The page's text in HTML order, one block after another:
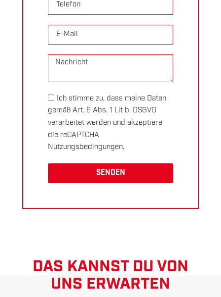
Ich stimme zu, dass meine Daten
gemäß Art. 6 Abs. 1 Lit b. DSGVO
verarbeitet werden und akzeptiere
die reCAPTCHA
Nutzungsbedingungen.
SENDEN
DAS KANNST DU VON
UNS ERWARTEN